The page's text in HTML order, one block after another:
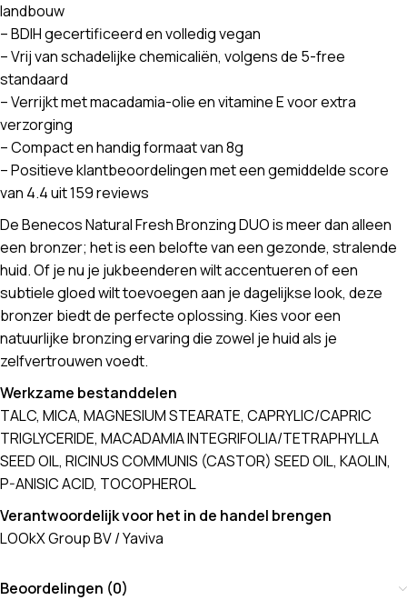
landbouw
– BDIH gecertificeerd en volledig vegan
– Vrij van schadelijke chemicaliën, volgens de 5-free
standaard
– Verrijkt met macadamia-olie en vitamine E voor extra
verzorging
– Compact en handig formaat van 8g
– Positieve klantbeoordelingen met een gemiddelde score
van 4.4 uit 159 reviews
De Benecos Natural Fresh Bronzing DUO is meer dan alleen
een bronzer; het is een belofte van een gezonde, stralende
huid. Of je nu je jukbeenderen wilt accentueren of een
subtiele gloed wilt toevoegen aan je dagelijkse look, deze
bronzer biedt de perfecte oplossing. Kies voor een
natuurlijke bronzing ervaring die zowel je huid als je
zelfvertrouwen voedt.
Werkzame bestanddelen
TALC, MICA, MAGNESIUM STEARATE, CAPRYLIC/CAPRIC
TRIGLYCERIDE, MACADAMIA INTEGRIFOLIA/TETRAPHYLLA
SEED OIL, RICINUS COMMUNIS (CASTOR) SEED OIL, KAOLIN,
P-ANISIC ACID, TOCOPHEROL
Verantwoordelijk voor het in de handel brengen
LOOkX Group BV / Yaviva
Beoordelingen (0)